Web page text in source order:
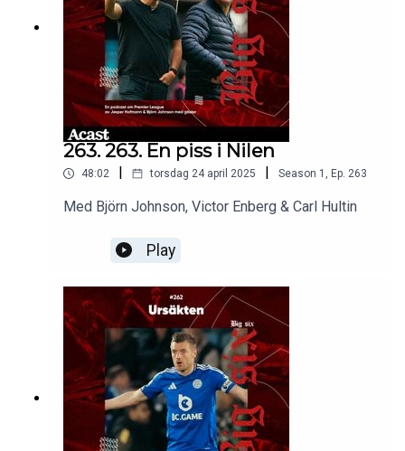
263. 263. En piss i Nilen
48:02 torsdag 24 april 2025 Season 1 , Ep. 263
Med Björn Johnson, Victor Enberg & Carl Hultin
Play